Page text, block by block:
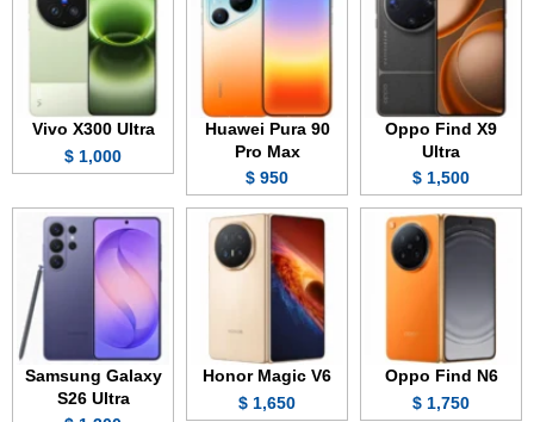
Oppo Find X9
Ultra
1,500 $
Huawei Pura 90
Pro Max
950 $
Vivo X300 Ultra
1,000 $
Oppo Find N6
1,750 $
Honor Magic V6
1,650 $
Samsung Galaxy
S26 Ultra